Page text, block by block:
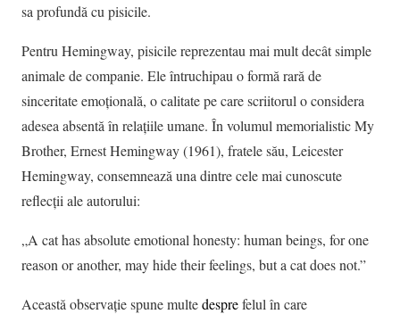
sa profundă cu pisicile.
Pentru Hemingway, pisicile reprezentau mai mult decât simple
animale de companie. Ele întruchipau o formă rară de
sinceritate emoțională, o calitate pe care scriitorul o considera
adesea absentă în relațiile umane. În volumul memorialistic My
Brother, Ernest Hemingway (1961), fratele său, Leicester
Hemingway, consemnează una dintre cele mai cunoscute
reflecții ale autorului:
„A cat has absolute emotional honesty: human beings, for one
reason or another, may hide their feelings, but a cat does not.”
Această observație spune multedesprefelul în care